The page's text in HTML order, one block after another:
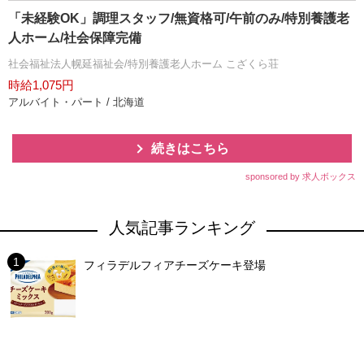
「未経験OK」調理スタッフ/無資格可/午前のみ/特別養護老
人ホーム/社会保障完備
社会福祉法人幌延福祉会/特別養護老人ホーム こざくら荘
時給1,075円
アルバイト・パート / 北海道
続きはこちら
sponsored by 求人ボックス
人気記事ランキング
フィラデルフィアチーズケーキ登場